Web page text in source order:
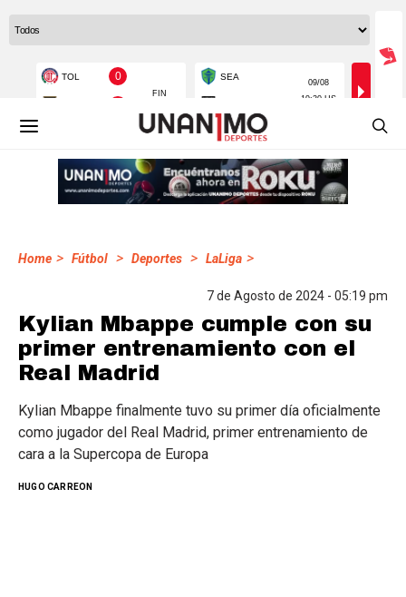
Home > Fútbol > Deportes > LaLiga >
7 de Agosto de 2024 - 05:19 pm
Kylian Mbappe cumple con su
primer entrenamiento con el
Real Madrid
Kylian Mbappe finalmente tuvo su primer día oficialmente
como jugador del Real Madrid, primer entrenamiento de
cara a la Supercopa de Europa
HUGO CARREON